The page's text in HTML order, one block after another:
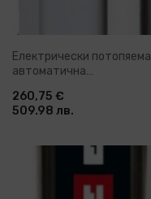
Електрически потопяема
автоматична
GE-PP 1100 N-A, 1100 W,
6000 л/ч, 12 м (4171430)
260,75 €
509.98 лв.